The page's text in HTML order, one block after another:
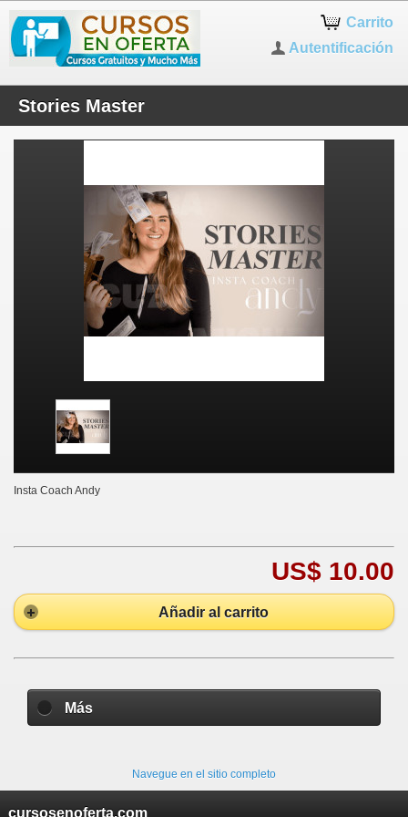
Carrito
Autentificación
Stories Master
Insta Coach Andy
US$ 10.00
Añadir al carrito
Más
Navegue en el sitio completo
cursosenoferta.com